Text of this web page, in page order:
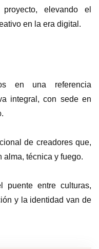
elevando el
en la era digital.
en una referencia
integral, con sede en
de creadores que,
alma, técnica y fuego.
puente entre culturas,
y la identidad van de